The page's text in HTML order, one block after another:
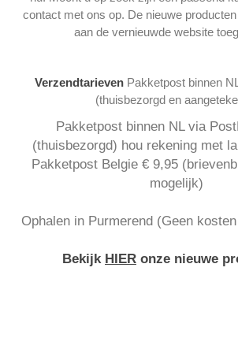
contact met ons op. De nieuwe
aan de vernieuwde website
Verzendtarieven Pakketpost binnen
(thuisbezorgd en
Pakketpost binnen NL via
(thuisbezorgd) hou rekening met
Pakketpost Belgie € 9,95
mogelijk)
Ophalen in Purmerend (Geen
Bekijk HIER onze nieuwe